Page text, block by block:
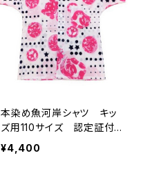
ツ 焼津 浜通り 港町
本染め魚河岸シャツ キッ
ズ用110サイズ 認定証付
き 木綿晒 星柄入り豆絞
り 白×紺＆ピンク 子供
¥4,400